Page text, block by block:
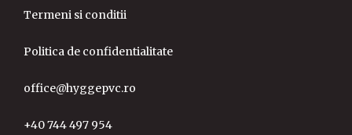
Termeni si conditii
Politica de confidentialitate
office@hyggepvc.ro
+40 744 497 954